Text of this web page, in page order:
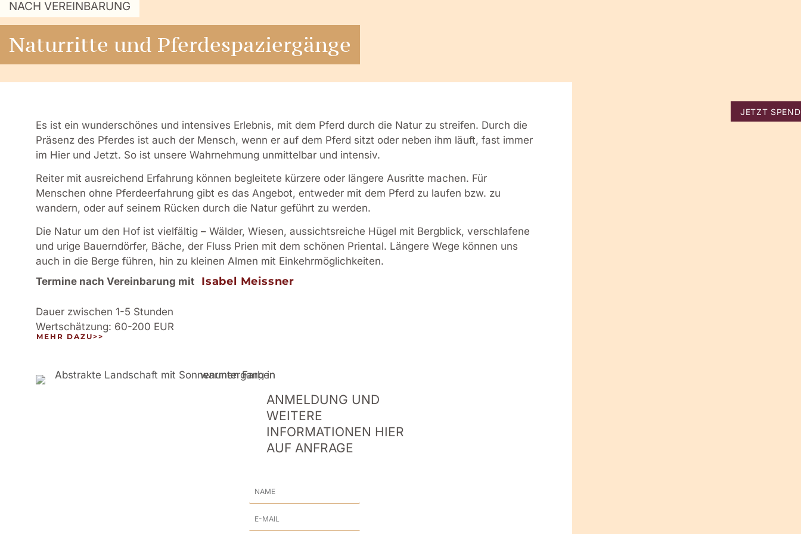
JETZT
NACH VEREINBARUNG
Naturritte und Pferdespaziergänge
Es ist ein wunderschönes und intensives Erlebnis, mit dem Pferd durch die Natur zu streifen. Durch die
Präsenz des Pferdes ist auch der Mensch, wenn er auf dem Pferd sitzt oder neben ihm läuft, fast immer
im Hier und Jetzt. So ist unsere Wahrnehmung unmittelbar und intensiv.
Reiter mit ausreichend Erfahrung können begleitete kürzere oder längere Ausritte machen. Für
Menschen ohne Pferdeerfahrung gibt es das Angebot, entweder mit dem Pferd zu laufen bzw. zu
wandern, oder auf seinem Rücken durch die Natur geführt zu werden.
Die Natur um den Hof ist vielfältig – Wälder, Wiesen, aussichtsreiche Hügel mit Bergblick, verschlafene
und urige Bauerndörfer, Bäche, der Fluss Prien mit dem schönen Priental. Längere Wege können uns
auch in die Berge führen, hin zu kleinen Almen mit Einkehrmöglichkeiten.
Termine nach Vereinbarung mit
Isabel Meissner
Dauer zwischen 1-5 Stunden
Wertschätzung: 60-200 EUR
MEHR DAZU>>
ANMELDUNG UND
WEITERE
INFORMATIONEN HIER
AUF ANFRAGE
Name
E-